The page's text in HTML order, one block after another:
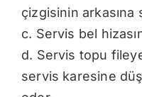
çizgisinin arkasına
c. Servis bel
d. Servis topu
servis karesine